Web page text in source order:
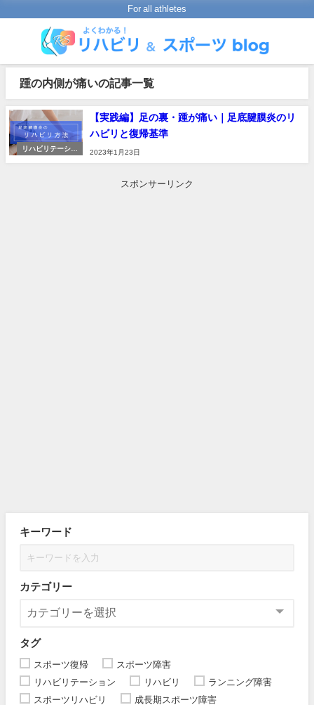
For all athletes
踵の内側が痛いの記事一覧
リハビリテーショ
【実践編】足の裏・踵が痛い｜足底腱膜炎のリ
ハビリと復帰基準
2023年1月23日
スポンサーリンク
キーワード
カテゴリー
タグ
スポーツ復帰
スポーツ障害
リハビリテーション
リハビリ
ランニング障害
スポーツリハビリ
成長期スポーツ障害